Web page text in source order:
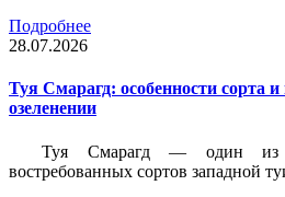
Подробнее
28.07.2026
Туя Смарагд: особенности сорта
озеленении
Туя Смарагд — один из
востребованных сортов западной